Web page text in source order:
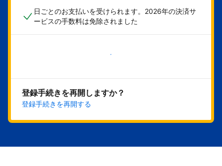
日ごとのお支払いを受けられます。2026年の決済サ
ービスの手数料は免除されました
今すぐ始める
登録手続きを再開しますか？
登録手続きを再開する